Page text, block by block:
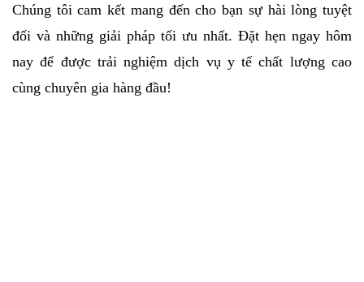
Chúng tôi cam kết mang đến cho bạn sự hài lòng tuyệt
đối và những giải pháp tối ưu nhất. Đặt hẹn ngay hôm
nay để được trải nghiệm dịch vụ y tế chất lượng cao
cùng chuyên gia hàng đầu!